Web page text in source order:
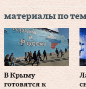
материалы по
В Крыму
готовятся к